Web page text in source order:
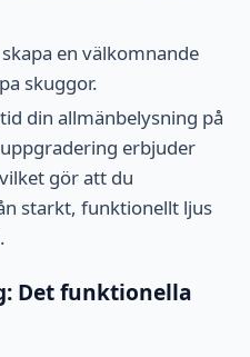
en välkomnande
skuggor.
din allmänbelysning på
erbjuder
gör att du
starkt, funktionellt ljus
Det funktionella